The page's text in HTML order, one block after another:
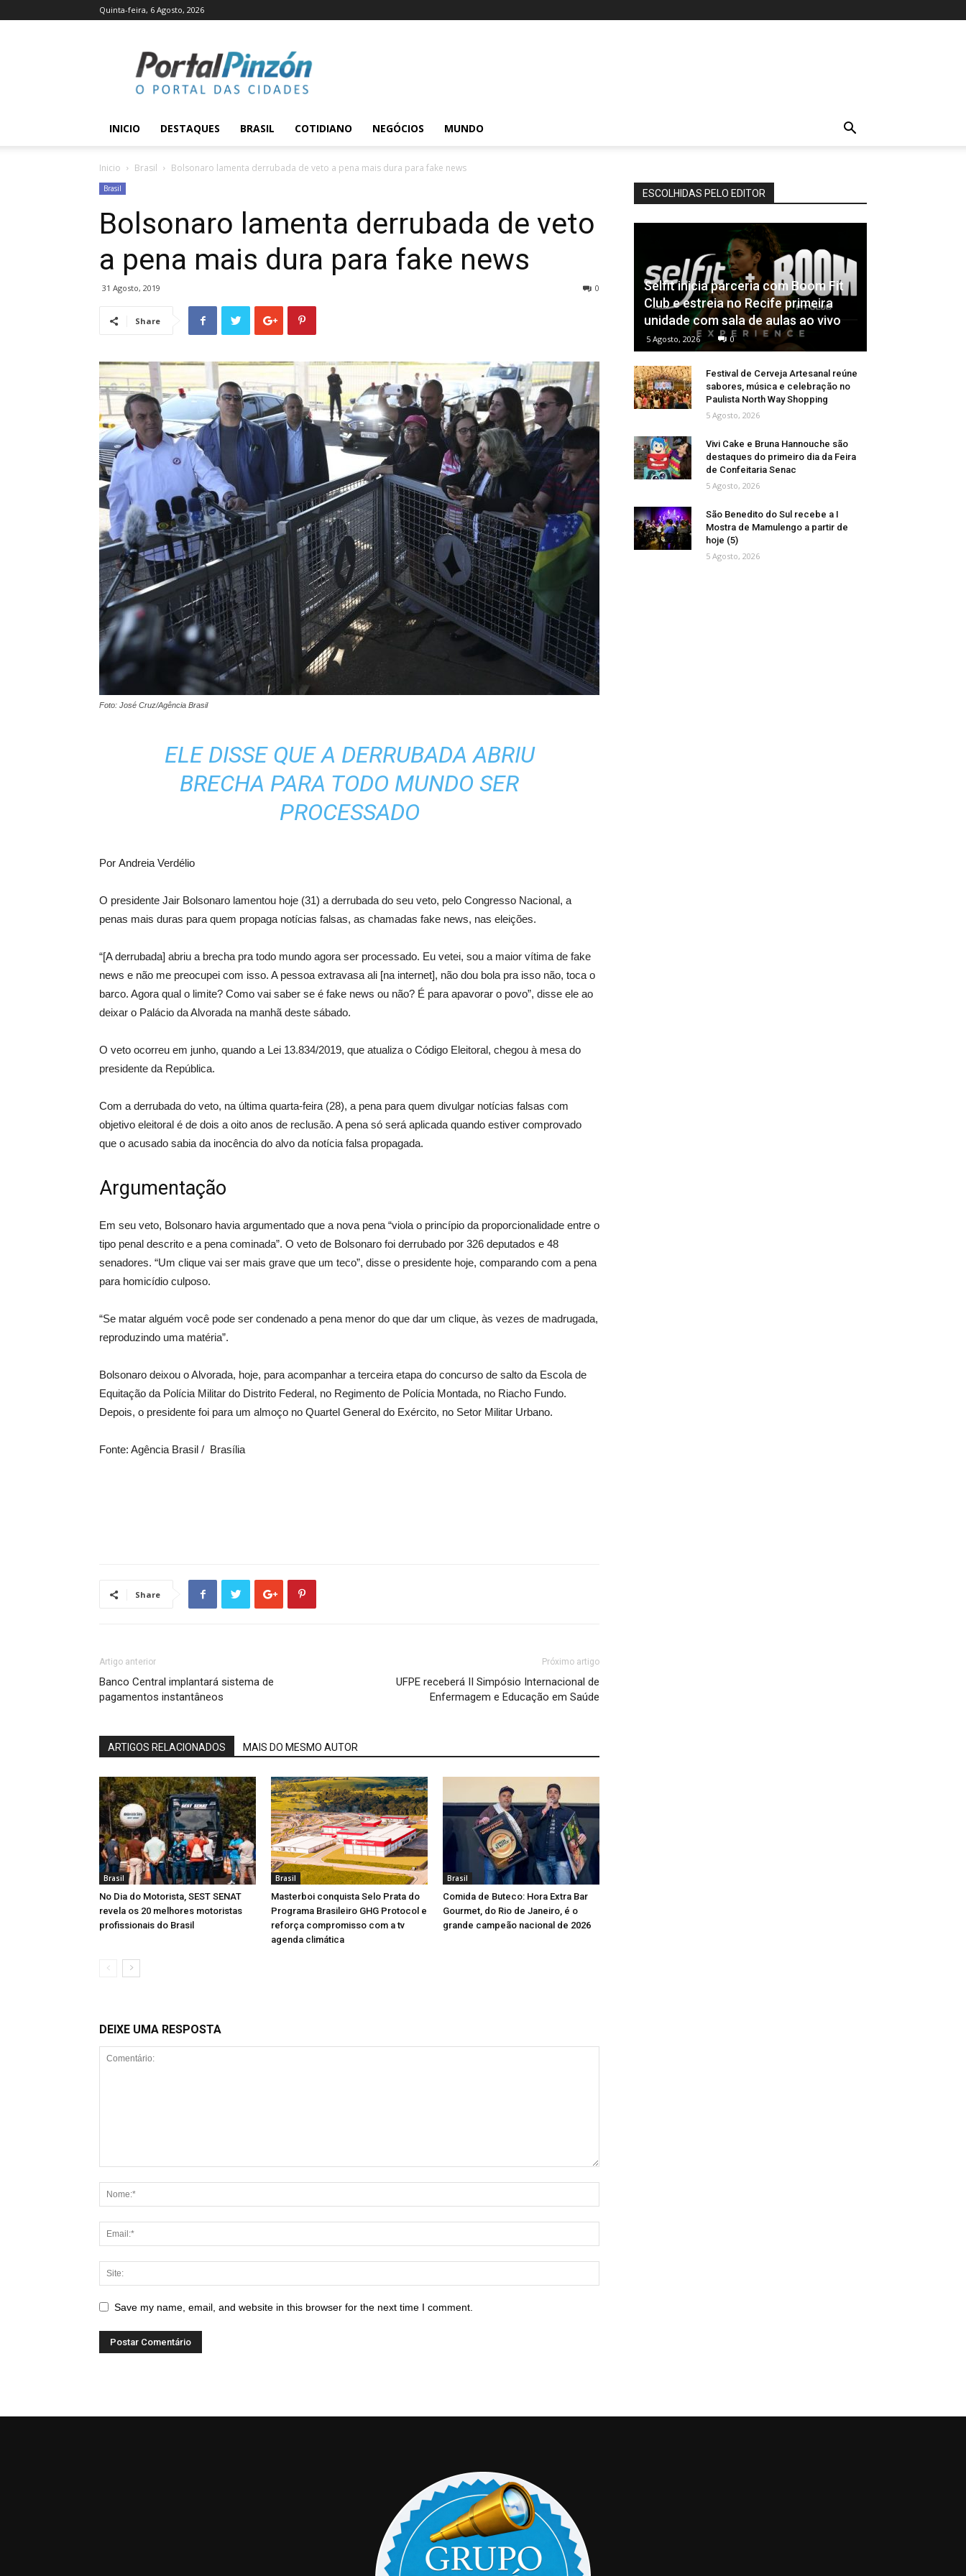
Quinta-feira, 6 Agosto, 2026
Pinzón
INICIO DESTAQUES BRASIL COTIDIANO NEGÓCIOS MUNDO
Inicio Brasil Bolsonaro lamenta derrubada de veto a pena mais dura para fake news
Brasil
Bolsonaro lamenta derrubada de veto
a pena mais dura para fake news
31 Agosto, 2019 0
Share
Foto: José Cruz/Agência Brasil
ELE DISSE QUE A DERRUBADA ABRIU
BRECHA PARA TODO MUNDO SER
PROCESSADO
Por Andreia Verdélio
O presidente Jair Bolsonaro lamentou hoje (31) a derrubada do seu veto, pelo Congresso Nacional, a
penas mais duras para quem propaga notícias falsas, as chamadas fake news, nas eleições.
“[A derrubada] abriu a brecha pra todo mundo agora ser processado. Eu vetei, sou a maior vítima de fake
news e não me preocupei com isso. A pessoa extravasa ali [na internet], não dou bola pra isso não, toca o
barco. Agora qual o limite? Como vai saber se é fake news ou não? É para apavorar o povo”, disse ele ao
deixar o Palácio da Alvorada na manhã deste sábado.
O veto ocorreu em junho, quando a Lei 13.834/2019, que atualiza o Código Eleitoral, chegou à mesa do
presidente da República.
Com a derrubada do veto, na última quarta-feira (28), a pena para quem divulgar notícias falsas com
objetivo eleitoral é de dois a oito anos de reclusão. A pena só será aplicada quando estiver comprovado
que o acusado sabia da inocência do alvo da notícia falsa propagada.
Argumentação
Em seu veto, Bolsonaro havia argumentado que a nova pena “viola o princípio da proporcionalidade entre o
tipo penal descrito e a pena cominada”. O veto de Bolsonaro foi derrubado por 326 deputados e 48
senadores. “Um clique vai ser mais grave que um teco”, disse o presidente hoje, comparando com a pena
para homicídio culposo.
“Se matar alguém você pode ser condenado a pena menor do que dar um clique, às vezes de madrugada,
reproduzindo uma matéria”.
Bolsonaro deixou o Alvorada, hoje, para acompanhar a terceira etapa do concurso de salto da Escola de
Equitação da Polícia Militar do Distrito Federal, no Regimento de Polícia Montada, no Riacho Fundo.
Depois, o presidente foi para um almoço no Quartel General do Exército, no Setor Militar Urbano.
Fonte: Agência Brasil / Brasília
Share
Artigo anterior
Banco Central implantará sistema de
pagamentos instantâneos
Próximo artigo
UFPE receberá II Simpósio Internacional de
Enfermagem e Educação em Saúde
ARTIGOS RELACIONADOS MAIS DO MESMO AUTOR
Brasil
No Dia do Motorista, SEST SENAT
revela os 20 melhores motoristas
profissionais do Brasil
Brasil
Masterboi conquista Selo Prata do
Programa Brasileiro GHG Protocol e
reforça compromisso com a tv
agenda climática
Brasil
Comida de Buteco: Hora Extra Bar
Gourmet, do Rio de Janeiro, é o
grande campeão nacional de 2026
DEIXE UMA RESPOSTA
Save my name, email, and website in this browser for the next time I comment.
ESCOLHIDAS PELO EDITOR
Selfit inicia parceria com Boom Fit
Club e estreia no Recife primeira
unidade com sala de aulas ao vivo
5 Agosto, 2026 0
Festival de Cerveja Artesanal reúne
sabores, música e celebração no
Paulista North Way Shopping
5 Agosto, 2026
Vivi Cake e Bruna Hannouche são
destaques do primeiro dia da Feira
de Confeitaria Senac
5 Agosto, 2026
São Benedito do Sul recebe a I
Mostra de Mamulengo a partir de
hoje (5)
5 Agosto, 2026